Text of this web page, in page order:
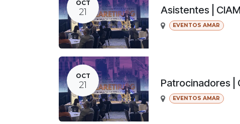
OCT
21 Asistentes |
EVENTOS AMAR
OCT
21 Patrocinadores |
EVENTOS AMAR